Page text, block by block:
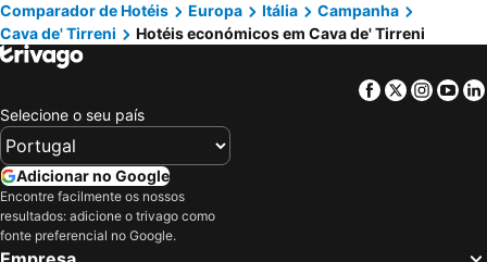
Hotel Olimpico
Saint Joseph Resort
Reginna Palace Hotel
Hotel Aurora
Albergo Diffuso Bacco Furore
Hotel Polo Nautico
Villa Romana Hotel & Spa
Tramonto d'Oro
San Severino Park Hotel & Spa
Hotel Villa Bellavista
Korè Hotel
Comparador de Hotéis Europa Itália
Campanha
Cava de' Tirreni
Hotéis económicos em Cava de' Tirreni
Facebook
Twitter
Selecione o seu país
Adicionar no Google
Encontre facilmente os nossos
resultados: adicione o trivago como
fonte preferencial no Google.